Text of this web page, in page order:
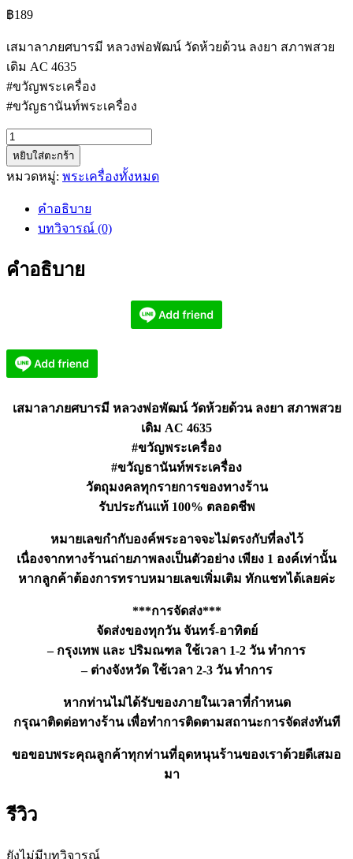
฿189
เสมาลาภยศบารมี หลวงพ่อพัฒน์ วัดห้วยด้วน ลงยา สภาพสวย
เดิม AC 4635
#ขวัญพระเครื่อง
#ขวัญธานันท์พระเครื่อง
จำนวน
เสมา
ลาภ
พัฒน์
ลงยา
AC4635
หยิบใส่ตะกร้า
หมวดหมู่: พระเครื่องทั้งหมด
คำอธิบาย
บทวิจารณ์ (0)
คำอธิบาย
เสมาลาภยศบารมี หลวงพ่อพัฒน์ วัดห้วยด้วน ลงยา สภาพสวย
เดิม AC 4635
#ขวัญพระเครื่อง
#ขวัญธานันท์พระเครื่อง
วัตถุมงคลทุกรายการของทางร้าน
รับประกันแท้ 100% ตลอดชีพ
หมายเลขกำกับองค์พระอาจจะไม่ตรงกับที่ลงไว้
เนื่องจากทางร้านถ่ายภาพลงเป็นตัวอย่าง เพียง 1 องค์เท่านั้น
หากลูกค้าต้องการทราบหมายเลขเพิ่มเติม ทักแชทได้เลยค่ะ
***การจัดส่ง***
จัดส่งของทุกวัน จันทร์-อาทิตย์
– กรุงเทพ และ ปริมณฑล ใช้เวลา 1-2 วัน ทำการ
– ต่างจังหวัด ใช้เวลา 2-3 วัน ทำการ
หากท่านไม่ได้รับของภายในเวลาที่กำหนด
กรุณาติดต่อทางร้าน เพื่อทำการติดตามสถานะการจัดส่งทันที
ขอขอบพระคุณลูกค้าทุกท่านที่อุดหนุนร้านของเราด้วยดีเสมอ
มา
รีวิว
ยังไม่มีบทวิจารณ์